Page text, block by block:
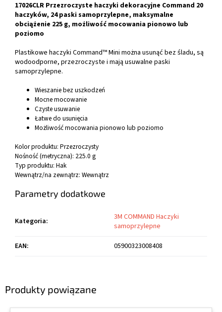
Produkty powiązane
17026CLR Przezroczyste haczyki dekoracyjne Command 20
haczyków, 24 paski samoprzylepne, maksymalne
obciążenie 225 g, możliwość mocowania pionowo lub
poziomo
Plastikowe haczyki Command™ Mini można usunąć bez śladu, są
wodoodporne, przezroczyste i mają usuwalne paski
samoprzylepne.
Wieszanie bez uszkodzeń
Mocne mocowanie
Czyste usuwanie
Łatwe do usunięcia
Możliwość mocowania pionowo lub poziomo
Kolor produktu: Przezroczysty
Nośność (metryczna): 225.0 g
Typ produktu: Hak
Wewnątrz/na zewnątrz: Wewnątrz
Parametry dodatkowe
Kategoria:
3M COMMAND Haczyki
samoprzylepne
EAN: 05900323008408